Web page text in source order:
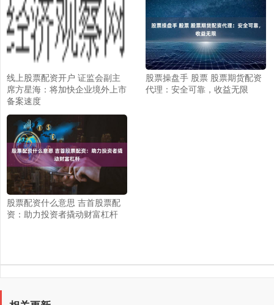
线上股票配资开户 证监会副主
席方星海：将加快企业境外上市
备案速度
股票操盘手 股票 股票期货配资
代理：安全可靠，收益无限
股票配资什么意思 吉首股票配
资：助力投资者撬动财富杠杆